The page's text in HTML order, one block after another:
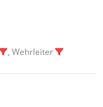
, Wehrleiter